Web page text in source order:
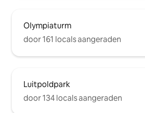
Olympiaturm
door 161 locals aangeraden
Luitpoldpark
door 134 locals aangeraden